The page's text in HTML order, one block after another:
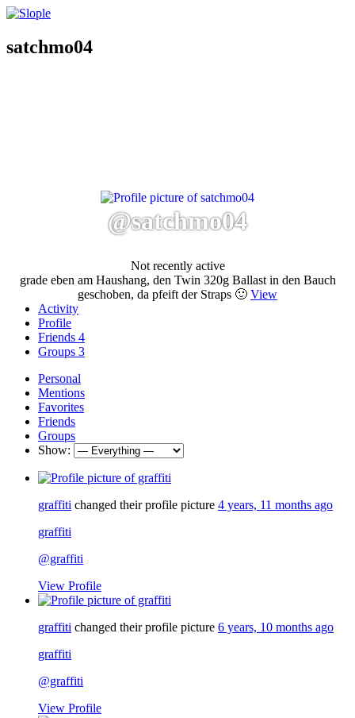
satchmo04
@satchmo04
Not recently active
grade eben am Haushang, den Twin 320g Ballast in den Bauch
geschoben, da pfeift der Straps 🙂 View
Activity
Profile
Friends 4
Groups 3
Personal
Mentions
Favorites
Friends
Groups
Show:
graffiti changed their profile picture 4 years, 11 months ago
graffiti
@graffiti
View Profile
graffiti changed their profile picture 6 years, 10 months ago
graffiti
@graffiti
View Profile